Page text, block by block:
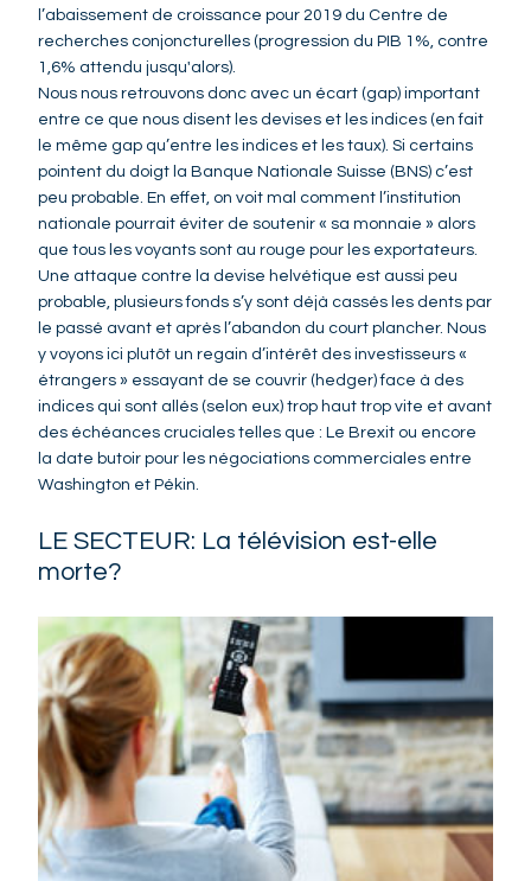
l’abaissement de croissance pour 2019 du Centre de
recherches conjoncturelles (progression du PIB 1%, contre
1,6% attendu jusqu'alors).
Nous nous retrouvons donc avec un écart (gap) important
entre ce que nous disent les devises et les indices (en fait
le même gap qu’entre les indices et les taux). Si certains
pointent du doigt la Banque Nationale Suisse (BNS) c’est
peu probable. En effet, on voit mal comment l’institution
nationale pourrait éviter de soutenir « sa monnaie » alors
que tous les voyants sont au rouge pour les exportateurs.
Une attaque contre la devise helvétique est aussi peu
probable, plusieurs fonds s’y sont déjà cassés les dents par
le passé avant et après l’abandon du court plancher. Nous
y voyons ici plutôt un regain d’intérêt des investisseurs «
étrangers » essayant de se couvrir (hedger) face à des
indices qui sont allés (selon eux) trop haut trop vite et avant
des échéances cruciales telles que : Le Brexit ou encore
la date butoir pour les négociations commerciales entre
Washington et Pékin.
LE SECTEUR: La télévision est-elle
morte?